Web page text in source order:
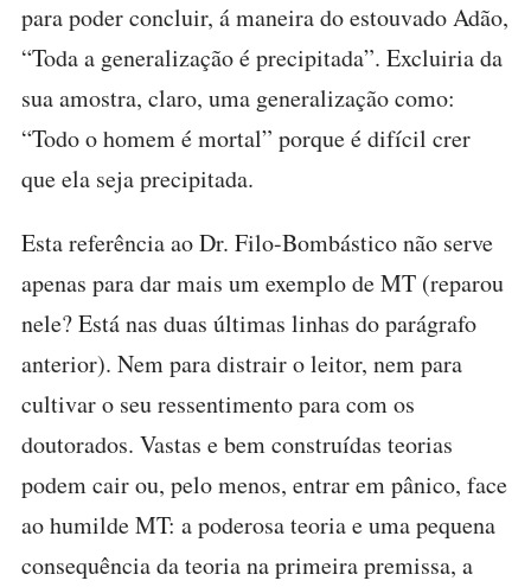
para poder concluir, á maneira do estouvado Adão,
“Toda a generalização é precipitada”. Excluiria da
sua amostra, claro, uma generalização como:
“Todo o homem é mortal” porque é difícil crer
que ela seja precipitada.
Esta referência ao Dr. Filo-Bombástico não serve
apenas para dar mais um exemplo de MT (reparou
nele? Está nas duas últimas linhas do parágrafo
anterior). Nem para distrair o leitor, nem para
cultivar o seu ressentimento para com os
doutorados. Vastas e bem construídas teorias
podem cair ou, pelo menos, entrar em pânico, face
ao humilde MT: a poderosa teoria e uma pequena
consequência da teoria na primeira premissa, a